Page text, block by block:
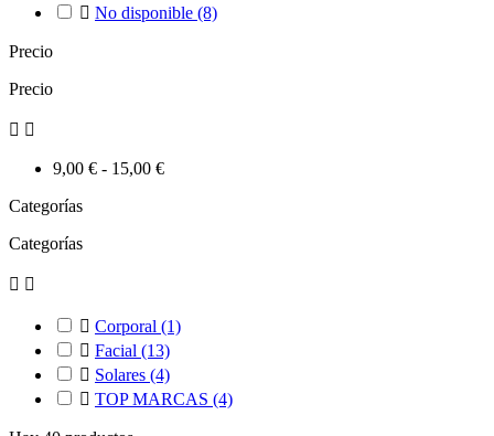
 No disponible (8)
Precio
Precio
 
9,00 € - 15,00 €
Categorías
Categorías
 
 Corporal (1)
 Facial (13)
 Solares (4)
 TOP MARCAS (4)